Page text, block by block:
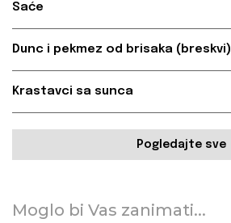
Saće
Dunc i pekmez od brisaka (breskvi)
Krastavci sa sunca
Pogledajte sve
Moglo bi Vas zanimati...